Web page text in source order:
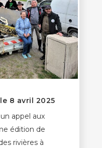
8 avril 2025
appel aux
édition de
rivières à